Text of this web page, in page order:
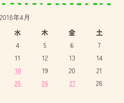
2018年4月
水 木 金 土
4 5 6
7
11 12 13
14
18 19 20
21
25 26 27
28